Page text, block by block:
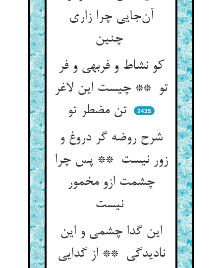
آن‌جایی چرا زاری
کو نشاط و فربهی و فر
تو ** چیست این لاغر
2435
شرح روضه گر دروغ و
زور نیست ** پس چرا
چشمت ازو مخمور
نیست
این گدا چشمی و این
نادیدگی ** از گدایی